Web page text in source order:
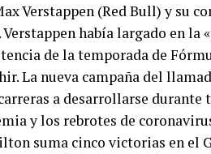
Verstappen (Red Bull) y su
había largado en la
de la temporada de
La nueva campaña del
a desarrollarse
y los rebrotes de
suma cinco victorias en el